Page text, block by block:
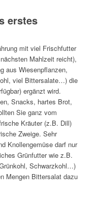
erstes
mit viel Frischfutter
Mahlzeit reicht),
aus Wiesenpflanzen,
viel Bittersalate…) die
ergänzt wird.
Snacks, hartes Brot,
Sie ganz vom
Kräuter (z.B. Dill)
Zweige. Sehr
Knollengemüse darf nur
Grünfutter wie z.B.
Schwarzkohl…)
Mengen Bittersalat dazu